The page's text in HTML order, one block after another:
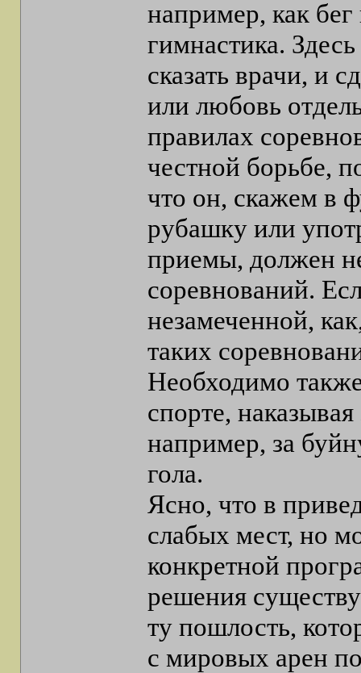
например, как
гимнастика.
сказать врачи, и
или любовь
правилах
честной борьбе,
что он, скажем в
рубашку или
приемы, должен
соревнований.
незамеченной,
таких
Необходимо
спорте,
например, за
гола.
Ясно, что в
слабых мест, но
конкретной
решения
ту пошлость,
с мировых арен